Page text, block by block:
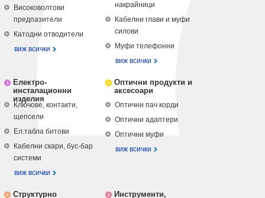
Високоволтови
предпазители
Катодни отводители
виж всички
накрайници
Кабелни глави и муфи
силови
Муфи телефонни
виж всички
Електро-
инсталационни
изделия
Ключове, контакти,
щепсели
Ел.табла битови
Кабелни скари, бус-бар
системи
виж всички
Оптични продукти и
аксесоари
Оптични пач корди
Оптични адаптери
Оптични муфи
виж всички
Структурно
Инструменти,